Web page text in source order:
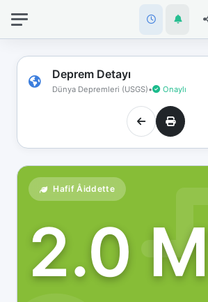
Deprem Detayı
Dünya Depremleri (USGS)• Onaylı
Hafif Åiddette
2.0
bağlantınız
koptu!
Çevrimdışı
moddasınız.